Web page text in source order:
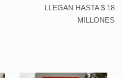
LLEGAN HASTA $ 18
MILLONES